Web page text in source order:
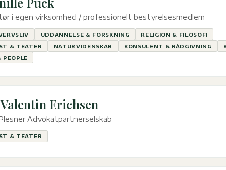
i egen virksomhed / professionelt bestyrelsesmedlem
UDDANNELSE & FORSKNING
RELIGION & FILOSOFI
& TEATER
NATURVIDENSKAB KONSULENT & RÅDGIVNING
PEOPLE
Erichsen
Advokatpartnerselskab
& TEATER